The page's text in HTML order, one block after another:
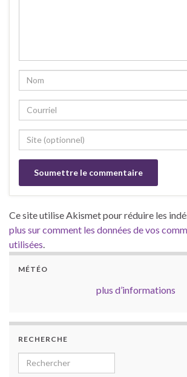
Ce site utilise Akismet pour réduire les
plus sur comment les données de vos
utilisées.
MÉTÉO
plus d’informations
RECHERCHE
Search for: